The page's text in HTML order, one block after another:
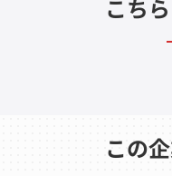
こち
この